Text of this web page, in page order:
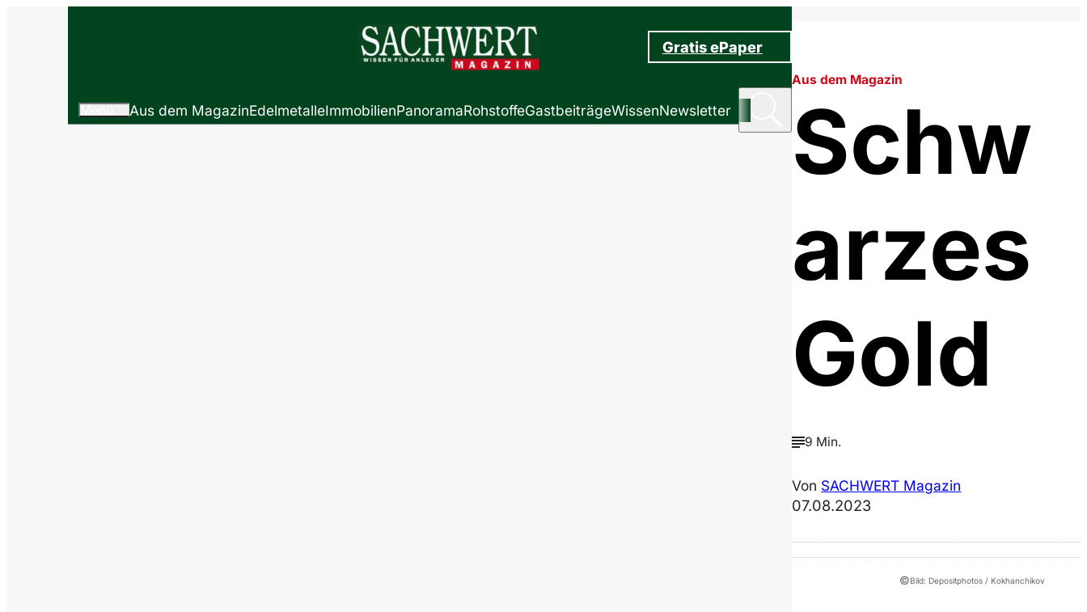
Gratis ePaper
Aus dem MagazinEdelmetalleImmobilienPanoramaRohstoffeGastbeiträgeWissenNewsletter
Aus dem Magazin
Schw
arzes
Gold
9 Min.
Von SACHWERT Magazin
07.08.2023
©Bild: Depositphotos / Kokhanchikov